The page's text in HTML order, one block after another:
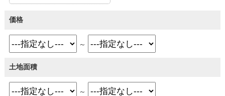
価格
～
土地面積
～